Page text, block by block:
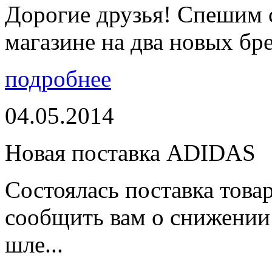
Дорогие друзья! Спешим
магазине на два новых
подробнее
04.05.2014
Новая поставка ADIDAS
Состоялась поставка
сообщить вам о
шле...